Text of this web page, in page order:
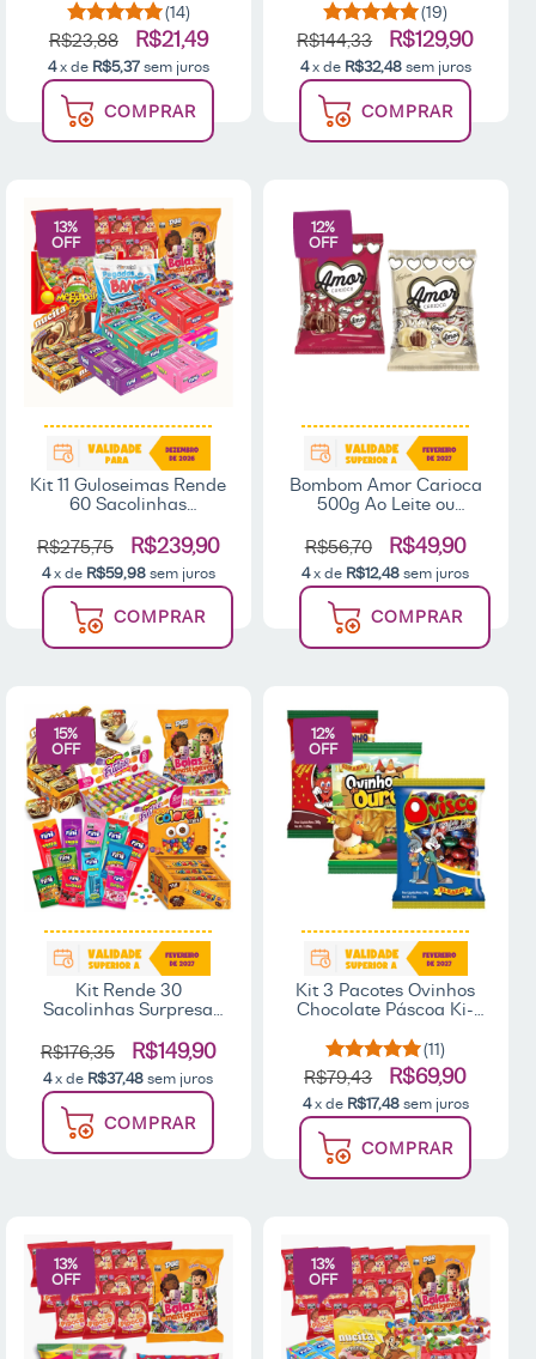
(14)
R$23,88 R$21,49
4x de R$5,37sem juros
COMPRAR
(19)
R$144,33 R$129,90
4 x de R$32,48 sem juros
COMPRAR
13%
OFF
Kit 11 Guloseimas Rende
60 Sacolinhas
Aniversário Infantil Fini
Nucita Pirulito
Pipoquinha
R$275,75 R$239,90
4x de R$59,98sem juros
COMPRAR
12%
OFF
Bombom Amor Carioca
500g Ao Leite ou
R$56,70
R$49,90
4x de R$12,48sem juros
COMPRAR
15%
OFF
Kit Rende 30
Sacolinhas Surpresa
Guloseimas Premium
R$176,35 R$149,90
4x de R$37,48 sem juros
COMPRAR
12%
OFF
Kit 3 Pacotes Ovinhos
Chocolate Páscoa Ki-
(11)
R$79,43 R$69,90
4 x de R$17,48 sem juros
COMPRAR
13%
OFF
13%
OFF